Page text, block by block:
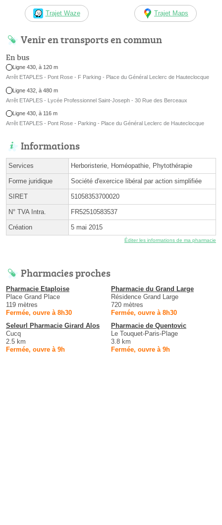
Trajet Waze Trajet Maps
Venir en transports en commun
En bus
Ligne 430, à 120 m
Arrêt ETAPLES - Pont Rose - F Parking - Place du Général Leclerc de Hauteclocque
Ligne 432, à 480 m
Arrêt ETAPLES - Lycée Professionnel Saint-Joseph - 30 Rue des Berceaux
Ligne 430, à 116 m
Arrêt ETAPLES - Pont Rose - Parking - Place du Général Leclerc de Hauteclocque
Informations
Services Herboristerie, Homéopathie, Phytothérapie
Forme juridique Société d'exercice libéral par action simplifiée
SIRET 51058353700020
N° TVA Intra. FR52510583537
Création 5 mai 2015
Éditer les informations de ma pharmacie
Pharmacies proches
Pharmacie Etaploise
Place Grand Place
119 mètres
Fermée, ouvre à 8h30
Pharmacie du Grand Large
Résidence Grand Large
720 mètres
Fermée, ouvre à 8h30
Seleurl Pharmacie Girard Alos
Cucq
2.5 km
Fermée, ouvre à 9h
Pharmacie de Quentovic
Le Touquet-Paris-Plage
3.8 km
Fermée, ouvre à 9h